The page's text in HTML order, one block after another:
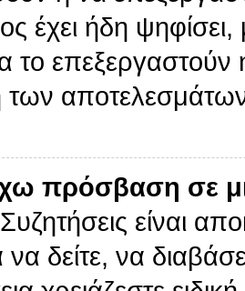
έχει ήδη ψηφίσει,
το επεξεργαστούν
των
πρόσβαση σε
είναι
να δείτε, να